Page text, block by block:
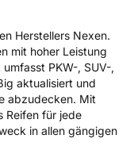
Herstellers Nexen.
mit hoher Leistung
PKW-, SUV-,
aktualisiert und
abzudecken. Mit
Reifen für jede
in allen gängigen